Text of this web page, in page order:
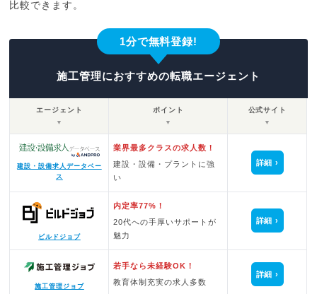
比較できます。
1分で無料登録!
施工管理におすすめの転職エージェント
エージェント
▼
ポイント
▼
公式サイト
▼
建設・設備求人データベー
ス
業界最多クラスの求人数！
建設・設備・プラントに強
い
詳細
ビルドジョブ
内定率77%！
20代への手厚いサポートが
魅力
詳細
施工管理ジョブ
若手なら未経験OK！
教育体制充実の求人多数
詳細